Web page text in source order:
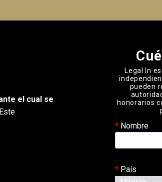
el cual se
Este
Legal In
pueden
honorarios
Nombre
País